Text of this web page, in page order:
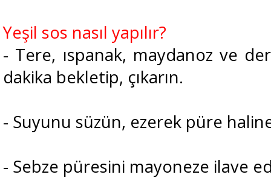
Yeşil sos nasıl yapılır?
- Tere, ıspanak, maydanoz ve
dakika bekletip, çıkarın.
- Suyunu süzün, ezerek püre
- Sebze püresini mayoneze ilave